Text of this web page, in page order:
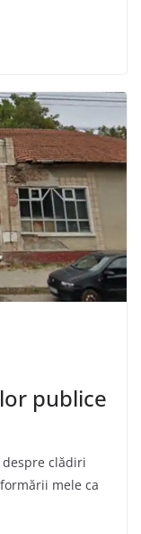
publice
clădiri
mele ca